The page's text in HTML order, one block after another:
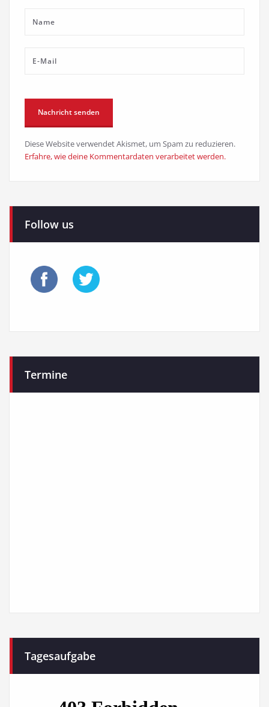
Diese Website verwendet Akismet, um Spam zu reduzieren.
Erfahre, wie deine Kommentardaten verarbeitet werden.
Follow us
Termine
Tagesaufgabe